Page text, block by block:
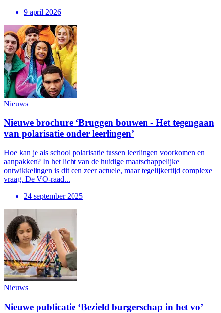
9 april 2026
Nieuws
Nieuwe brochure ‘Bruggen bouwen - Het tegengaan
van polarisatie onder leerlingen’
Hoe kan je als school polarisatie tussen leerlingen voorkomen en
aanpakken? In het licht van de huidige maatschappelijke
ontwikkelingen is dit een zeer actuele, maar tegelijkertijd complexe
vraag. De VO-raad...
24 september 2025
Nieuws
Nieuwe publicatie ‘Bezield burgerschap in het vo’